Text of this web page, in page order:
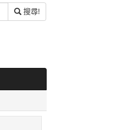
搜尋!